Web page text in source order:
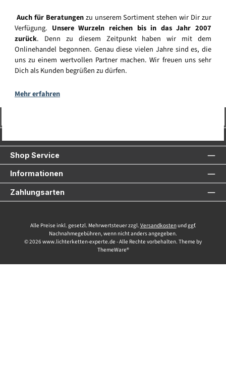
Auch für Beratungenzu unserem Sortiment stehen wir Dir zur
Verfügung. Unsere Wurzeln reichen bis in das Jahr 2007
zurück. Denn zu diesem Zeitpunkt haben wir mit dem
Onlinehandel begonnen. Genau diese vielen Jahre sind es, die
uns zu einem wertvollen Partner machen. Wir freuen uns sehr
Dich als Kunden begrüßen zu dürfen.
Mehr erfahren
Shop Service
Informationen
Zahlungsarten
Alle Preise inkl. gesetzl. Mehrwertsteuer zzgl. Versandkostenund ggf.
Nachnahmegebühren, wenn nicht anders angegeben.
© 2026 www.lichterketten-experte.de - Alle Rechte vorbehalten. Theme by
ThemeWare®